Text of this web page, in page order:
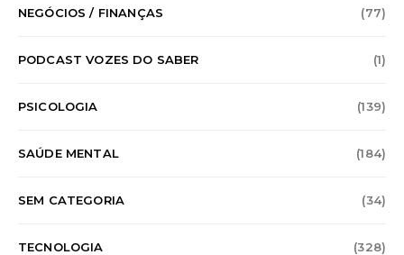
NEGÓCIOS / FINANÇAS (77)
PODCAST VOZES DO SABER (1)
PSICOLOGIA (139)
SAÚDE MENTAL (184)
SEM CATEGORIA (34)
TECNOLOGIA (328)